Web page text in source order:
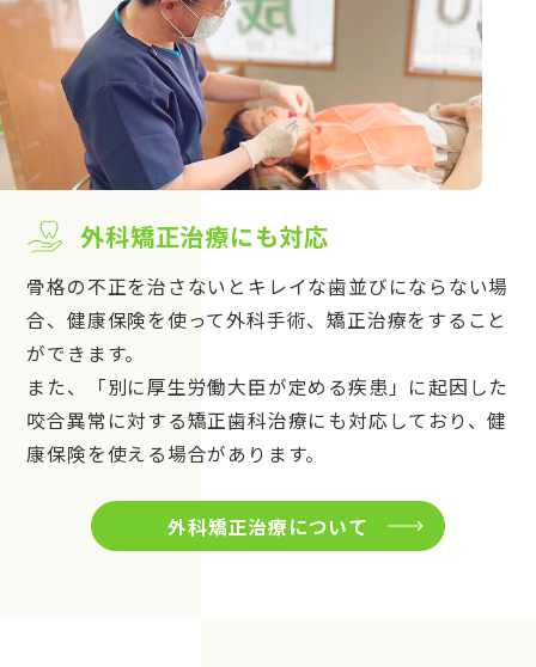
外科矯正治療にも対応
骨格の不正を治さないとキレイな歯並びにならない場
合、健康保険を使って外科手術、矯正治療をすること
ができます。
また、「別に厚生労働大臣が定める疾患」に起因した
咬合異常に対する矯正歯科治療にも対応しており、健
康保険を使える場合があります。
外科矯正治療について